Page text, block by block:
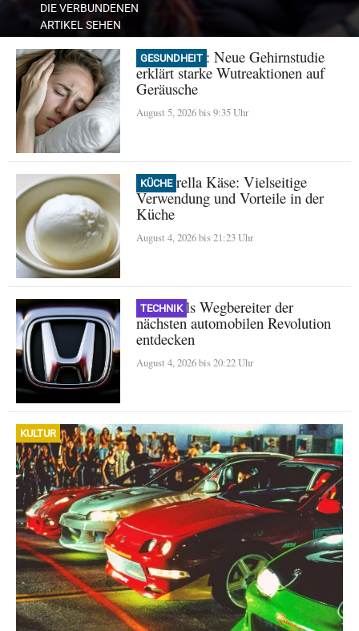
DIE VERBUNDENEN
ARTIKEL SEHEN
GESUNDHEIT
Misophonie: Neue Gehirnstudie
erklärt starke Wutreaktionen auf
Geräusche
August 5, 2026 bis 9:35 Uhr
KÜCHE
Mozzarella Käse: Vielseitige
Verwendung und Vorteile in der
Küche
August 4, 2026 bis 21:23 Uhr
TECHNIK
Honda als Wegbereiter der
nächsten automobilen Revolution
entdecken
August 4, 2026 bis 20:22 Uhr
KULTUR